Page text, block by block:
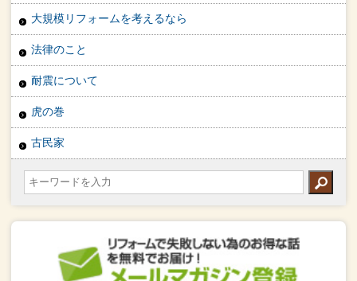
大規模リフォームを考えるなら
法律のこと
耐震について
虎の巻
古民家